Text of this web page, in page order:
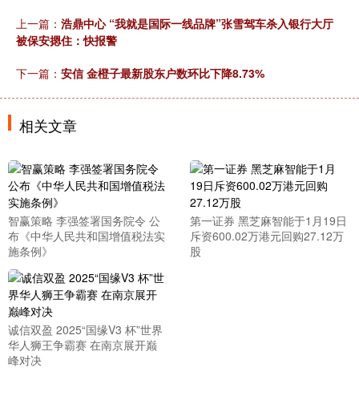
上一篇： 浩鼎中心 “我就是国际一线品牌”张雪驾车杀入银行大厅
被保安摁住：快报警
下一篇： 安信 金橙子最新股东户数环比下降8.73%
相关文章
智赢策略 李强签署国务院令 公
布《中华人民共和国增值税法实
施条例》
第一证券 黑芝麻智能于1月19日
斥资600.02万港元回购27.12万
股
诚信双盈 2025“国缘V3 杯”世界
华人狮王争霸赛 在南京展开巅
峰对决